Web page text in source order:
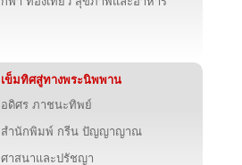
เข็มทิศสู่ทางพระนิพพาน
อดิศร ภาชนะทิพย์
สำนักพิมพ์ กรีน ปัญญาญาณ
ศาสนาและปรัชญา